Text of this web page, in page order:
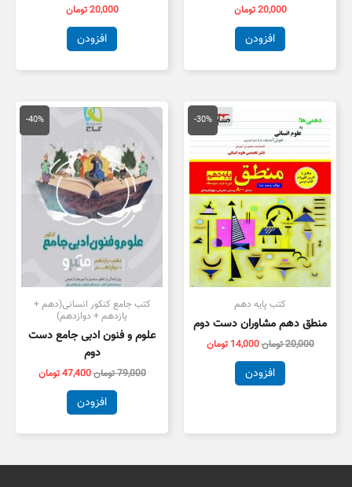
20,000تومان
افزودن
20,000تومان
افزودن
-30%
کتب پایه دهم
منطق دهم مشاوران دست دوم
20,000تومان
20,000 تومان
بود.
14,000 تومان
قیمت
فعلی
است.
افزودن
-40%
کتب جامع کنکور انسانی(دهم +
یازدهم + دوازدهم)
علوم و فنون ادبی جامع دست
دوم
79,000تومان
قیمت
اصلی
79,000 تومان
بود.
47,400تومان
قیمت
فعلی
افزودن